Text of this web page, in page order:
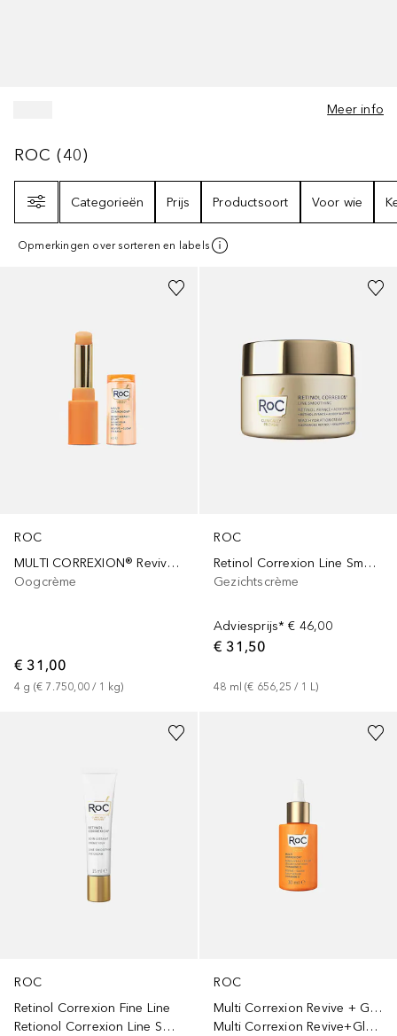
Meer info
ROC40
ROC (40)
Categorieën
Prijs Productsoort Voor wie
Opmerkingen over sorteren en labels
ROC
MULTI CORREXION® Revive + Glow
Oogcrème
€ 31,00
4 g (€ 7.750,00 / 1 kg)
ROC
Retinol Correxion Line Smoothing Max Hydration Cream
Gezichtscrème
Adviesprijs* € 46,00
€ 31,50
48 ml (€ 656,25 / 1 L)
ROC
Retinol Correxion Fine Line
Retionol Correxion Line Smoothing
ROC
Multi Correxion Revive + Glow
Multi Correxion Revive+Glow Daily